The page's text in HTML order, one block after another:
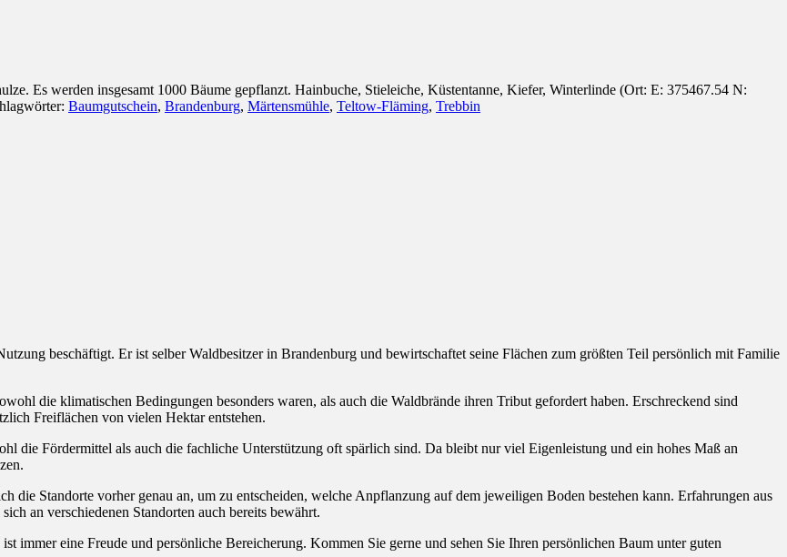
Es werden insgesamt 1000 Bäume gepflanzt. Hainbuche, Stieleiche, Küstentanne, Kiefer, Winterlinde (Ort: E: 375467.54 N:
Baumgutschein, Brandenburg, Märtensmühle, Teltow-Fläming, Trebbin
beschäftigt. Er ist selber Waldbesitzer in Brandenburg und bewirtschaftet seine Flächen zum größten Teil persönlich mit Familie
die klimatischen Bedingungen besonders waren, als auch die Waldbrände ihren Tribut gefordert haben. Erschreckend sind
Freiflächen von vielen Hektar entstehen.
die Fördermittel als auch die fachliche Unterstützung oft spärlich sind. Da bleibt nur viel Eigenleistung und ein hohes Maß an
die Standorte vorher genau an, um zu entscheiden, welche Anpflanzung auf dem jeweiligen Boden bestehen kann. Erfahrungen aus
an verschiedenen Standorten auch bereits bewährt.
immer eine Freude und persönliche Bereicherung. Kommen Sie gerne und sehen Sie Ihren persönlichen Baum unter guten